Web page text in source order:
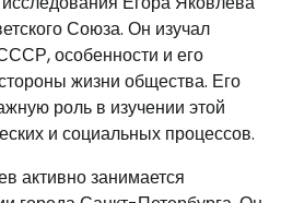
Союза. Он изучал
особенности и его
жизни общества. Его
роль в изучении этой
и социальных процессов.
активно занимается